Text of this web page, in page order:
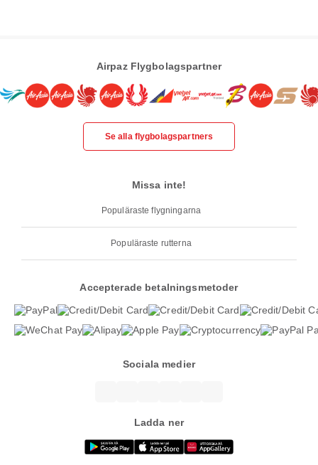
Airpaz Flygbolagspartner
Se alla flygbolagspartners
Missa inte!
Populäraste flygningarna
Populäraste rutterna
Accepterade betalningsmetoder
Sociala medier
Ladda ner